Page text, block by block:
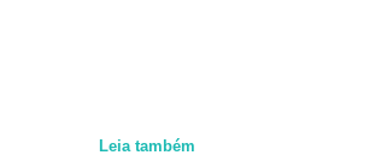
Leia também